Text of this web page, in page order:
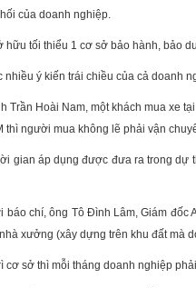
của doanh nghiệp.
hữu tối thiểu 1 cơ sở bảo hành, bảo
ý kiến trái chiều của cả doanh
Trần Hoài Nam, một khách mua xe
thì người mua không lẽ phải vận
gian áp dụng được đưa ra trong
chí, ông Tô Đình Lâm, Giám đốc
xưởng (xây dựng trên khu đất
cơ sở thì mỗi tháng doanh nghiệp